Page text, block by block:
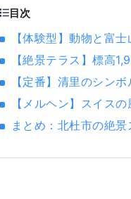
目次
【体験型】動物と富
【絶景テラス】標高
【定番】清里のシン
【メルヘン】スイス
まとめ：北杜市の絶